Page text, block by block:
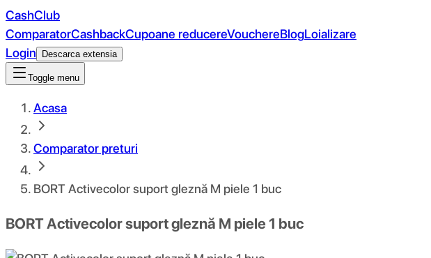
CashClub
ComparatorCashbackCupoane reducereVouchereBlogLoializare
Login
Descarca extensia
Toggle menu
Acasa
Comparator preturi
BORT Activecolor suport gleznă M piele 1 buc
BORT Activecolor suport gleznă M piele 1 buc